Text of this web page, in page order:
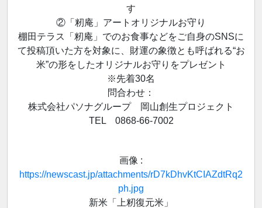
す
②「籾庵」アートオリジナルお守り
棚田テラス「籾庵」でのお食事などをご自身のSNSに
て投稿頂いた方を対象に、財運の象徴とも呼ばれる“お
米”の形をしたオリジナルお守りをプレゼント
※先着30名
問合わせ：
株式会社パソナグループ 岡山創生プロジェクト
TEL 0868-66-7002
画像 :
https://newscast.jp/attachments/rD7kDhvKtCIAZdtRq2
ph.jpg
新米「上籾復元米」